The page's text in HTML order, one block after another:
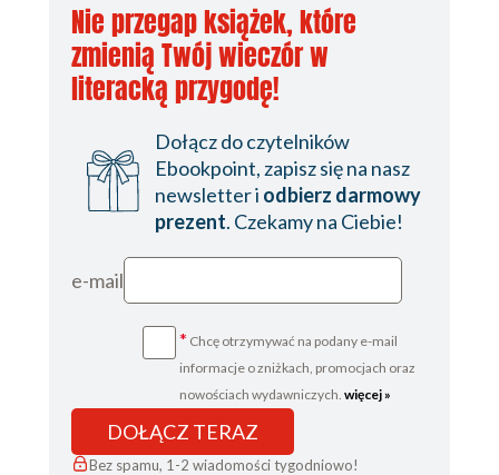
Rozdział 27
Rozdział 28
Rozdział 29
Nie przegap książek, które
zmienią Twój wieczór w
literacką przygodę!
Dołącz do czytelników
Ebookpoint, zapisz się na nasz
newsletter i odbierz darmowy
prezent. Czekamy na Ciebie!
e-mail
* Chcę otrzymywać na podany e-mail
informacje o zniżkach, promocjach oraz
nowościach wydawniczych. więcej »
DOŁĄCZ TERAZ
Bez spamu, 1-2 wiadomości tygodniowo!